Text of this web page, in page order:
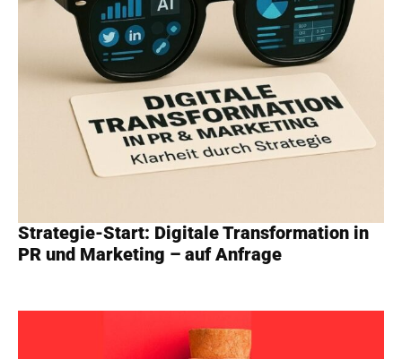
Strategie-Start: Digitale Transformation in
PR und Marketing – auf Anfrage